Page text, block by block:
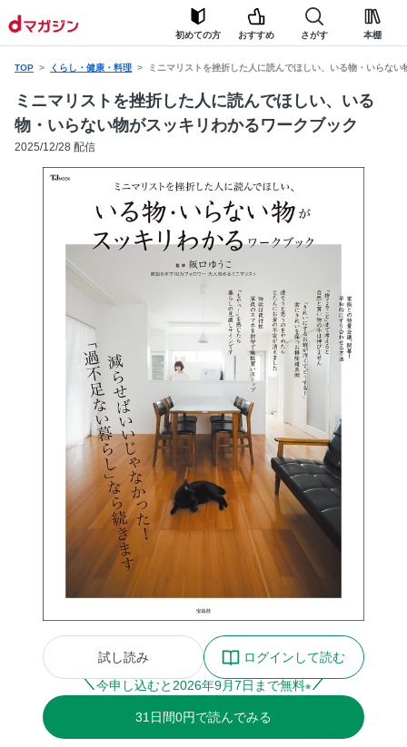
初めての方 おすすめ さがす 本棚
TOP くらし・健康・料理 ミニマリストを挫折した人に読んでほしい、いる物・いらな
ミニマリストを挫折した人に読んでほしい、いる
物・いらない物がスッキリわかるワークブック
2025/12/28 配信
試し読み
ログインして読む
今申し込むと 2026年9月7日まで無料※
31 日間0円で読んでみる